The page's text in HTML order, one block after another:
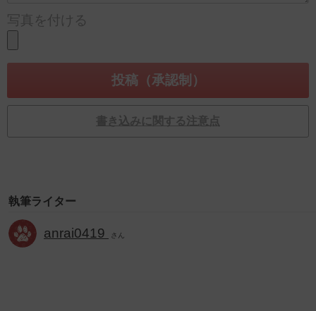
写真を付ける
書き込みに関する注意点
執筆ライター
anrai0419 さん